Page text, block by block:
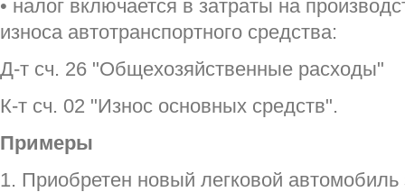
• налог включается в затраты на
износа автотранспортного средства:
Д-т сч. 26 "Общехозяйственные расходы"
К-т сч. 02 "Износ основных средств".
Примеры
1. Приобретен новый легковой